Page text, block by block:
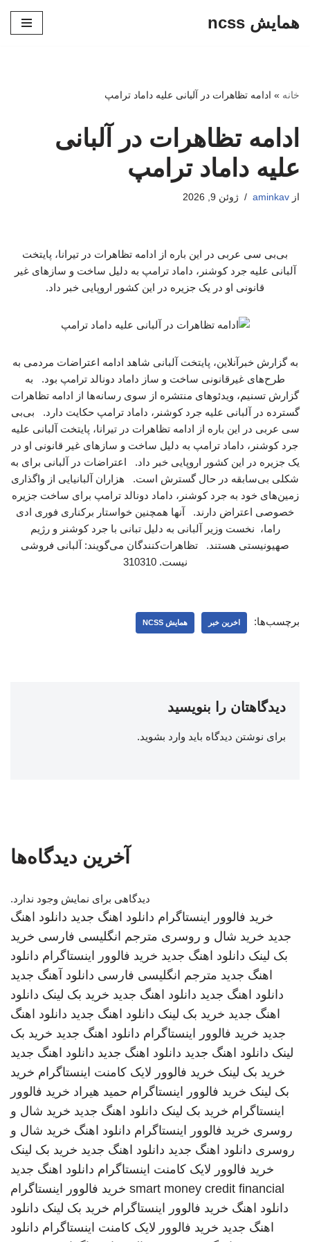
همایش ncss
خانه » ادامه تظاهرات در آلبانی علیه داماد ترامپ
ادامه تظاهرات در آلبانی
علیه داماد ترامپ
از aminkav ژوئن 9, 2026
بی‌بی سی عربی در این باره از ادامه تظاهرات در تیرانا، پایتخت
آلبانی علیه جرد کوشنر، داماد ترامپ به دلیل ساخت‌ و سازهای غیر
قانونی او در یک جزیره در این کشور اروپایی خبر داد.
به گزارش خبرآنلاین، پایتخت آلبانی شاهد ادامه اعتراضات مردمی به
طرح‌های غیرقانونی ساخت و ساز داماد دونالد ترامپ بود. به
گزارش تسنیم، ویدئوهای منتشره از سوی رسانه‌ها از ادامه تظاهرات
گسترده در آلبانی علیه جرد کوشنر، داماد ترامپ حکایت دارد. بی‌بی
سی عربی در این باره از ادامه تظاهرات در تیرانا، پایتخت آلبانی علیه
جرد کوشنر، داماد ترامپ به دلیل ساخت‌ و سازهای غیر قانونی او در
یک جزیره در این کشور اروپایی خبر داد. اعتراضات در آلبانی برای به
شکلی بی‌سابقه در حال گسترش است. هزاران آلبانیایی از واگذاری
زمین‌های خود به جرد کوشنر، داماد دونالد ترامپ برای ساخت جزیره
خصوصی اعتراض دارند. آنها همچنین خواستار برکناری فوری ادی
راما، نخست وزیر آلبانی به دلیل تبانی با جرد کوشنر و رژیم
صهیونیستی هستند. تظاهرات‌کنندگان می‌گویند: آلبانی فروشی
نیست. 310310
برچسب‌ها: اخرین خبر همایش NCSS
دیدگاهتان را بنویسید
برای نوشتن دیدگاه باید وارد بشوید.
آخرین دیدگاه‌ها
دیدگاهی برای نمایش وجود ندارد.
خرید فالوور اینستاگرام دانلود اهنگ جدید دانلود اهنگ
جدید خرید شال و روسری مترجم انگلیسی فارسی خرید
بک لینک دانلود اهنگ جدید خرید فالوور اینستاگرام دانلود
اهنگ جدید مترجم انگلیسی فارسی دانلود آهنگ جدید
دانلود اهنگ جدید دانلود اهنگ جدید خرید بک لینک دانلود
اهنگ جدید خرید بک لینک دانلود اهنگ جدید دانلود اهنگ
جدید خرید فالوور اینستاگرام دانلود اهنگ جدید خرید بک
لینک دانلود اهنگ جدید دانلود اهنگ جدید دانلود اهنگ جدید
خرید بک لینک خرید فالوور لایک کامنت اینستاگرام خرید
بک لینک خرید فالوور اینستاگرام حمید هیراد خرید فالوور
اینستاگرام خرید بک لینک دانلود اهنگ جدید خرید شال و
روسری خرید فالوور اینستاگرام دانلود اهنگ خرید شال و
روسری دانلود اهنگ جدید دانلود اهنگ جدید خرید بک لینک
خرید فالوور لایک کامنت اینستاگرام دانلود اهنگ جدید
smart money credit financial خرید فالوور اینستاگرام
دانلود اهنگ خرید فالوور اینستاگرام خرید بک لینک دانلود
اهنگ جدید خرید فالوور لایک کامنت اینستاگرام دانلود